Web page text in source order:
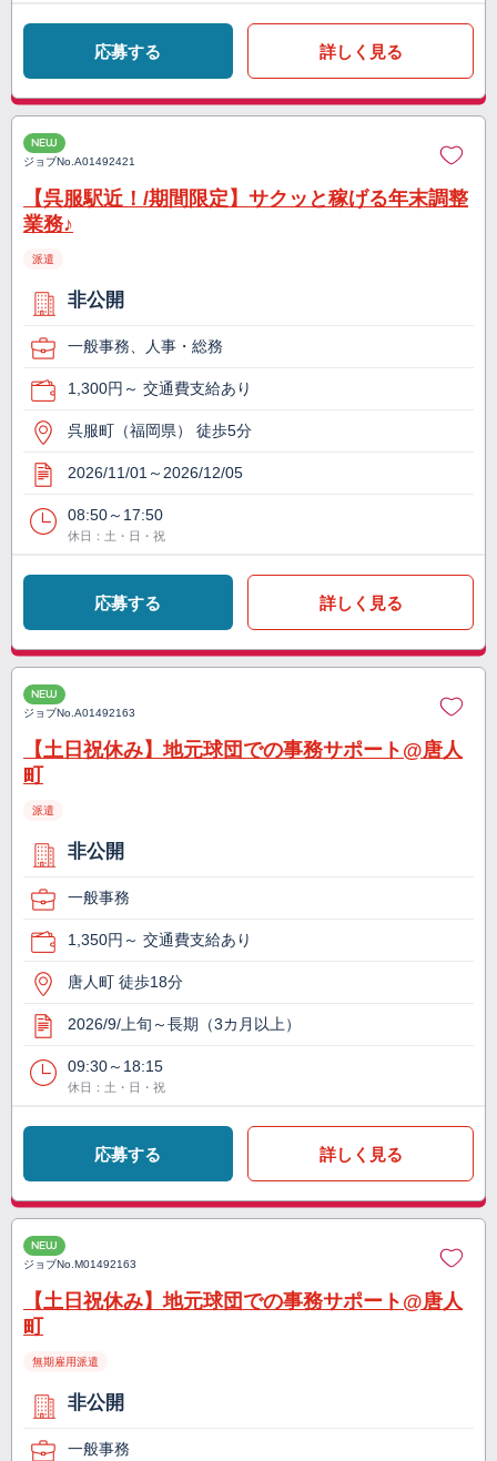
応募する 詳しく見る
NEW
ジョブNo.A01492421
【呉服駅近！/期間限定】サクッと稼げる年末調整
業務♪
派遣
非公開
一般事務、人事・総務
1,300円～ 交通費支給あり
呉服町（福岡県） 徒歩5分
2026/11/01～2026/12/05
08:50～17:50
休日：土・日・祝
応募する 詳しく見る
NEW
ジョブNo.A01492163
【土日祝休み】地元球団での事務サポート@唐人
町
派遣
非公開
一般事務
1,350円～ 交通費支給あり
唐人町 徒歩18分
2026/9/上旬～長期（3カ月以上）
09:30～18:15
休日：土・日・祝
応募する 詳しく見る
NEW
ジョブNo.M01492163
【土日祝休み】地元球団での事務サポート@唐人
町
無期雇用派遣
非公開
一般事務